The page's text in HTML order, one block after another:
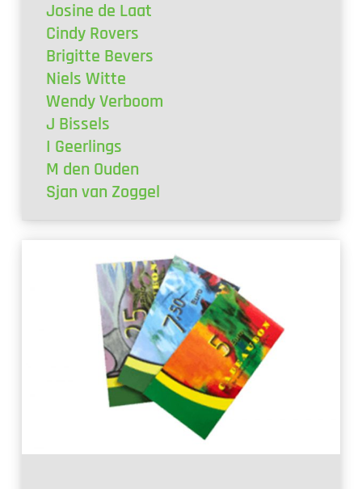
Josine de Laat
Cindy Rovers
Brigitte Bevers
Niels Witte
Wendy Verboom
J Bissels
I Geerlings
M den Ouden
Sjan van Zoggel